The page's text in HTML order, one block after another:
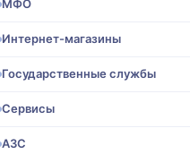
МФО
Интернет-магазины
Государственные службы
Сервисы
АЗС